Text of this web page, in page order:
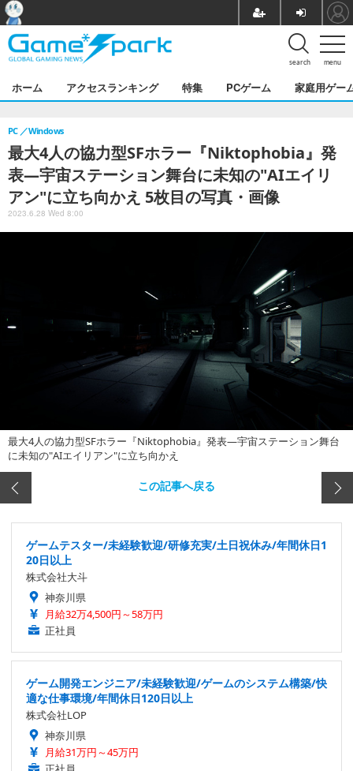
menu
search
ホーム アクセスランキング 特集 PCゲーム 家庭用ゲー
最大4人の協力型SFホラー『Niktophobia』発
表―宇宙ステーション舞台に未知の"AIエイリ
アン"に立ち向かえ 5枚目の写真・画像
PC Windows
2023.6.28 Wed 8:00
最大4人の協力型SFホラー『Niktophobia』発表―宇宙ステーション舞台
に未知の"AIエイリアン"に立ち向かえ
この記事へ戻る
ゲームテスター/未経験歓迎/研修充実/土日祝休み/年間休日1
20日以上
株式会社大斗
神奈川県
月給32万4,500円～58万円
正社員
ゲーム開発エンジニア/未経験歓迎/ゲームのシステム構築/快
適な仕事環境/年間休日120日以上
株式会社LOP
神奈川県
月給31万円～45万円